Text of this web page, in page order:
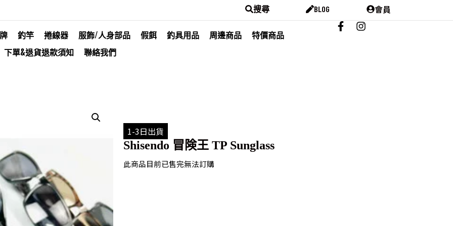
搜尋 BLOG 會員
釣竿 捲線器 服飾/人身部品 假餌 釣具用品 周邊商品
特價商品
下單&退貨退款須知
聯絡我們
1-3日出貨
Shisendo 冒険王 TP Sunglass
此商品目前已售完無法訂購